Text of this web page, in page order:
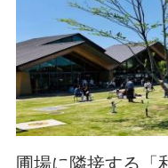
圃場に隣接する「